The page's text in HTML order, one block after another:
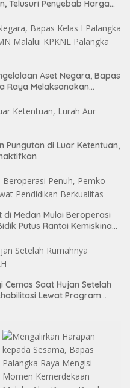
Telusuri Penyebab Harga
Aset Negara, Bapas
Raya Melaksanakan
Pungutan di Luar Ketentuan,
di Medan Mulai Beroperasi
Putus Rantai Kemiskinan
Cemas Saat Hujan Setelah
Lewat Program